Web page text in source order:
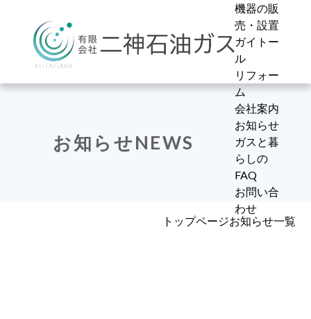
機器の販
売・設置
IH
ガス給湯
器
ガスファ
ンヒータ
ー
ガス衣料
ガイトー
ル
水の現状
ガイトー
ルとは
純水+ア
ルカリ還
元水
フィルタ
リフォー
ム
キッチン
浴槽
洗面・ト
イレ
床暖房
会社案内
会社概要
プライバ
シーポリ
シー
お知らせ
お知らせ
一覧
たんぽぽ
ブログ
広報誌た
んぽぽ
ガスと暮
らしの
FAQ
ガスと暮
らしの
FAQ
お問い合
わせ
お知らせNEWS
トップページお知らせ一覧